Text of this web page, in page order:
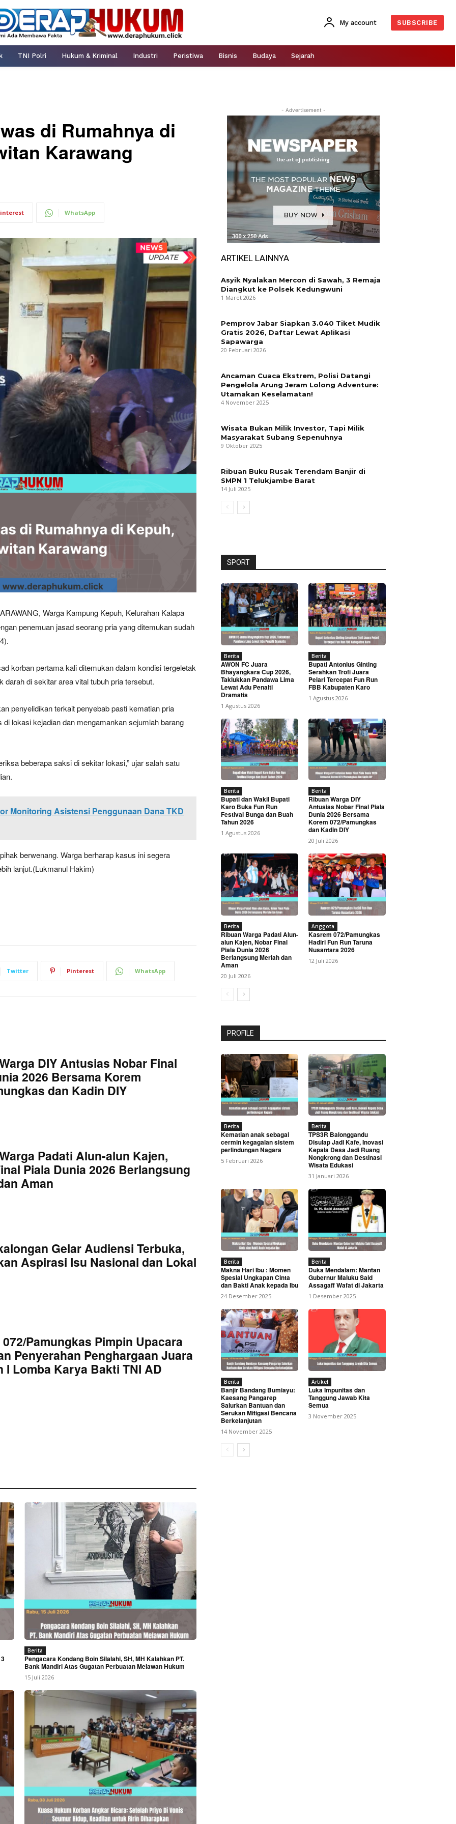
Company
Ikuti Rakor Monitoring Asistensi Penggunaan Dana TKD Di Aula Raja Inal Siregar
My account SUBSCRIBE
TNI Polri Hukum & Kriminal Industri Peristiwa Bisnis Budaya Sejarah
di Rumahnya di
Karawang
WhatsApp
Warga Kampung Kepuh, Kelurahan Kalapa
penemuan jasad seorang pria yang ditemukan sudah
korban pertama kali ditemukan dalam kondisi tergeletak
di sekitar area vital tubuh pria tersebut.
penyelidikan terkait penyebab pasti kematian pria
lokasi kejadian dan mengamankan sejumlah barang
beberapa saksi di sekitar lokasi,” ujar salah satu
Monitoring Asistensi Penggunaan Dana TKD
berwenang. Warga berharap kasus ini segera
lanjut.(Lukmanul Hakim)
Twitter Pinterest WhatsApp
DIY Antusias Nobar Final
2026 Bersama Korem
dan Kadin DIY
Padati Alun-alun Kajen,
Piala Dunia 2026 Berlangsung
Aman
Gelar Audiensi Terbuka,
Aspirasi Isu Nasional dan Lokal
Pamungkas Pimpin Upacara
Penyerahan Penghargaan Juara
I Lomba Karya Bakti TNI AD
Berita
Pengacara Kondang Boin Silalahi, SH, MH Kalahkan PT.
Bank Mandiri Atas Gugatan Perbuatan Melawan Hukum
15 Juli 2026
- Advertisement -
ARTIKEL LAINNYA
Asyik Nyalakan Mercon di Sawah, 3 Remaja
Diangkut ke Polsek Kedungwuni
1 Maret 2026
Pemprov Jabar Siapkan 3.040 Tiket Mudik
Gratis 2026, Daftar Lewat Aplikasi
Sapawarga
20 Februari 2026
Ancaman Cuaca Ekstrem, Polisi Datangi
Pengelola Arung Jeram Lolong Adventure:
Utamakan Keselamatan!
4 November 2025
Wisata Bukan Milik Investor, Tapi Milik
Masyarakat Subang Sepenuhnya
9 Oktober 2025
Ribuan Buku Rusak Terendam Banjir di
SMPN 1 Telukjambe Barat
14 Juli 2025
SPORT
Berita
AWON FC Juara
Bhayangkara Cup 2026,
Taklukkan Pandawa Lima
Lewat Adu Penalti
Dramatis
1 Agustus 2026
Berita
Bupati Antonius Ginting
Serahkan Trofi Juara
Pelari Tercepat Fun Run
FBB Kabupaten Karo
1 Agustus 2026
Berita
Bupati dan Wakil Bupati
Karo Buka Fun Run
Festival Bunga dan Buah
Tahun 2026
1 Agustus 2026
Berita
Ribuan Warga DIY
Antusias Nobar Final Piala
Dunia 2026 Bersama
Korem 072/Pamungkas
dan Kadin DIY
20 Juli 2026
Berita
Ribuan Warga Padati Alun-
alun Kajen, Nobar Final
Piala Dunia 2026
Berlangsung Meriah dan
Aman
20 Juli 2026
Anggota
Kasrem 072/Pamungkas
Hadiri Fun Run Taruna
Nusantara 2026
12 Juli 2026
PROFILE
Berita
Kematian anak sebagai
cermin kegagalan sistem
perlindungan Nagara
5 Februari 2026
Berita
TPS3R Balonggandu
Disulap Jadi Kafe, Inovasi
Kepala Desa Jadi Ruang
Nongkrong dan Destinasi
Wisata Edukasi
31 Januari 2026
Berita
Makna Hari Ibu : Momen
Spesial Ungkapan Cinta
dan Bakti Anak kepada Ibu
24 Desember 2025
Berita
Duka Mendalam: Mantan
Gubernur Maluku Said
Assagaff Wafat di Jakarta
1 Desember 2025
Berita
Banjir Bandang Bumiayu:
Kaesang Pangarep
Salurkan Bantuan dan
Serukan Mitigasi Bencana
Berkelanjutan
14 November 2025
Artikel
Luka Impunitas dan
Tanggung Jawab Kita
Semua
3 November 2025